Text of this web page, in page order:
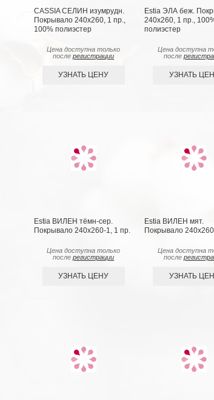
CASSIA СЕЛИН изумрудн.
Покрывало 240х260, 1 пр.,
100% полиэстер
Цена доступна только
послерегистрации
УЗНАТЬ ЦЕНУ
Estia ЭЛА беж.
240х260, 1 пр.,
полиэстер
Цена доступна
после
УЗНАТЬ
Estia ВИЛЕН тёмн-сер.
Покрывало 240х260-1, 1 пр.
Цена доступна только
послерегистрации
УЗНАТЬ ЦЕНУ
Estia ВИЛЕН мят.
Покрывало
Цена доступна
после
УЗНАТЬ